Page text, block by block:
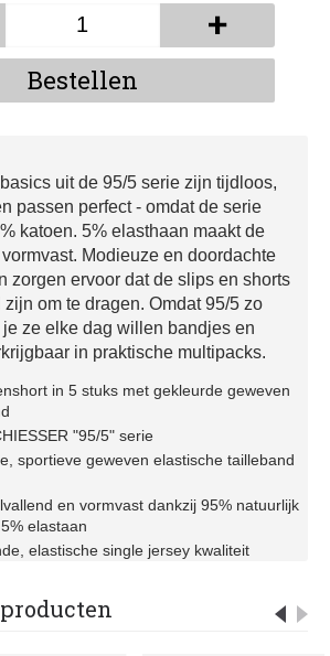
+
Bestellen
uit de 95/5 serie zijn tijdloos,
passen perfect - omdat de serie
katoen. 5% elasthaan maakt de
Modieuze en doordachte
zorgen ervoor dat de slips en shorts
om te dragen. Omdat 95/5 zo
ze elke dag willen bandjes en
in praktische multipacks.
in 5 stuks met gekleurde geweven
"95/5" serie
sportieve geweven elastische tailleband
en vormvast dankzij 95% natuurlijk
elastaan
elastische single jersey kwaliteit